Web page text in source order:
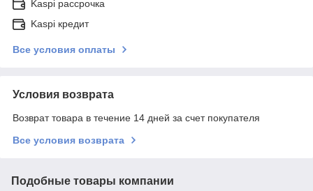
Kaspi рассрочка
Kaspi кредит
Все условия оплаты
Условия возврата
Возврат товара в течение 14 дней за счет покупателя
Все условия возврата
Подобные товары компании